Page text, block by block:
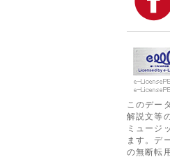
このデー
解説文等
ミュージ
ます。デ
の無断転